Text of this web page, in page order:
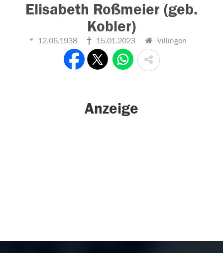
Elisabeth Roßmeier (geb.
Kobler)
12.06.1938 15.01.2023 Villingen
Anzeige